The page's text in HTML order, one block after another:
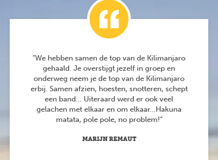
"We hebben samen de top van de Kilimanjaro
gehaald. Je overstijgt jezelf in groep en
onderweg neem je de top van de Kilimanjaro
erbij. Samen afzien, hoesten, snotteren, schept
een band... Uiteraard werd er ook veel
gelachen met elkaar en om elkaar...Hakuna
matata, pole pole, no problem!"
MARIJN REMAUT